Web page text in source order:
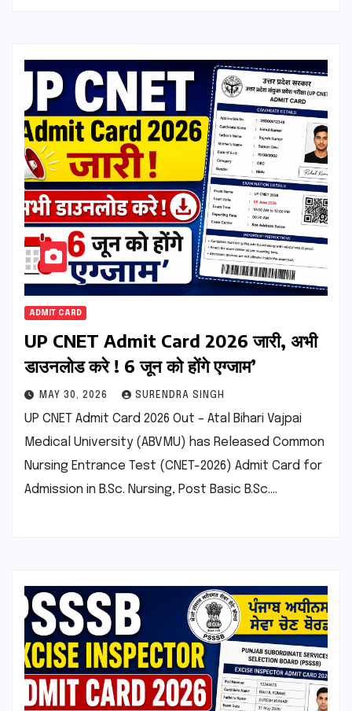
ADMIT CARD
UP CNET Admit Card 2026 जारी, अभी
डाउनलोड करे ! 6 जून को होंगे एग्जाम’
MAY 30, 2026 SURENDRA SINGH
UP CNET Admit Card 2026 Out – Atal Bihari Vajpai
Medical University (ABVMU) has Released Common
Nursing Entrance Test (CNET-2026) Admit Card for
Admission in B.Sc. Nursing, Post Basic B.Sc.…